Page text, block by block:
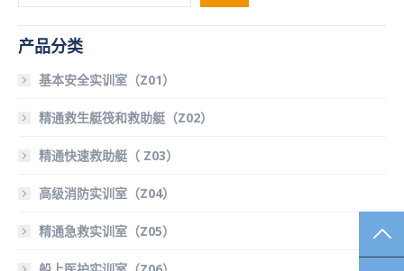
产品分类
基本安全实训室（Z01）
精通救生艇筏和救助艇（Z02）
精通快速救助艇（ Z03）
高级消防实训室（Z04）
精通急救实训室（Z05）